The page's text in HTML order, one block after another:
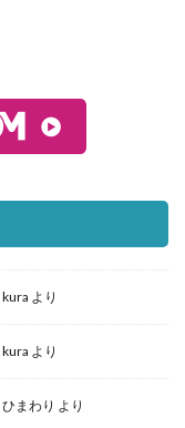
kura より
kura より
ひまわり より